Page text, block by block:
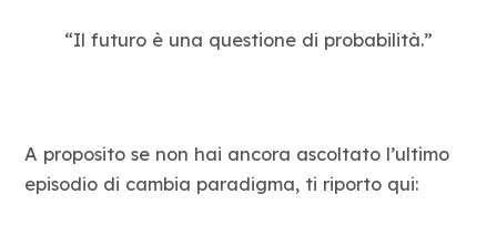
“Il futuro è una questione di probabilità.”
A proposito se non hai ancora ascoltato l’ultimo
episodio di cambia paradigma, ti riporto qui: